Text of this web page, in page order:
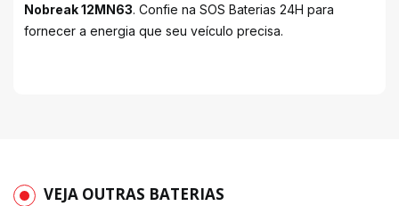
Nobreak 12MN63. Confie na SOS Baterias 24H para
fornecer a energia que seu veículo precisa.
VEJA OUTRAS BATERIAS